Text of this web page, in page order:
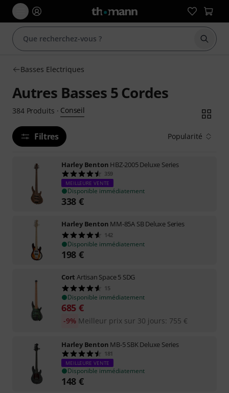
Basses Electriques
Autres Basses 5 Cordes
384 Produits · Conseil
Filtres Popularité
Harley Benton HBZ-2005 Deluxe Series
359
MEILLEURE VENTE
Disponible immédiatement
338 €
Harley Benton MM-85A SB Deluxe Series
142
Disponible immédiatement
198 €
Cort Artisan Space 5 SDG
15
Disponible immédiatement
685 €
Meilleur prix sur 30 jours: 755 €
-9%
Harley Benton MB-5 SBK Deluxe Series
181
MEILLEURE VENTE
Disponible immédiatement
148 €